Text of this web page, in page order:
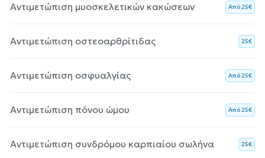
Αντιμετώπιση μυοσκελετικών κακώσεων Aπό 25€
Αντιμετώπιση οστεοαρθρίτιδας 25€
Αντιμετώπιση οσφυαλγίας Aπό 25€
Αντιμετώπιση πόνου ώμου Aπό 25€
Αντιμετώπιση συνδρόμου καρπιαίου σωλήνα 25€